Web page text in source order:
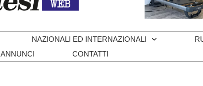
NAZIONALI ED INTERNAZIONALI
ANNUNCI CONTATTI